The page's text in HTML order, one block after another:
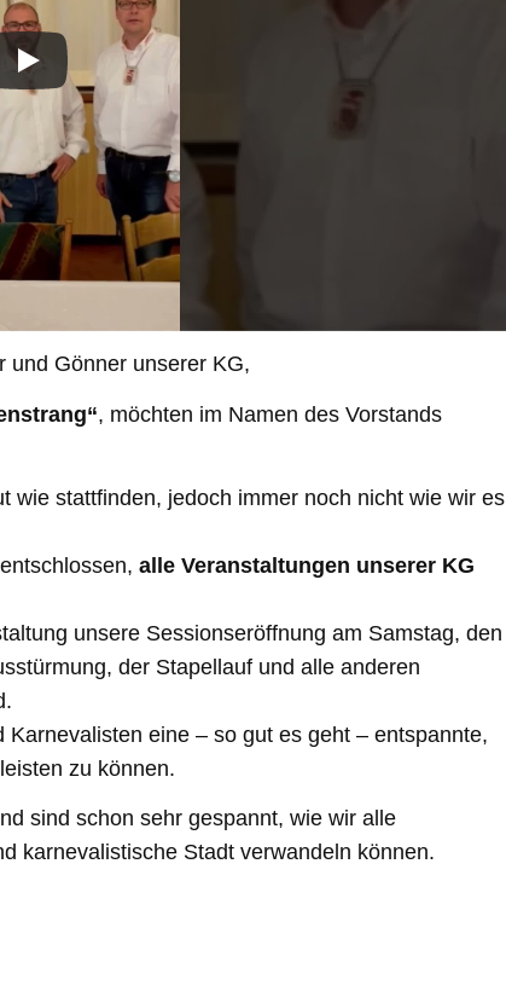
und Gönner unserer KG,
, möchten im Namen des Vorstands
wie stattfinden, jedoch immer noch nicht wie wir es
alle Veranstaltungen unserer KG
unsere Sessionseröffnung am Samstag, den
der Stapellauf und alle anderen
eine – so gut es geht – entspannte,
zu können.
sind schon sehr gespannt, wie wir alle
karnevalistische Stadt verwandeln können.